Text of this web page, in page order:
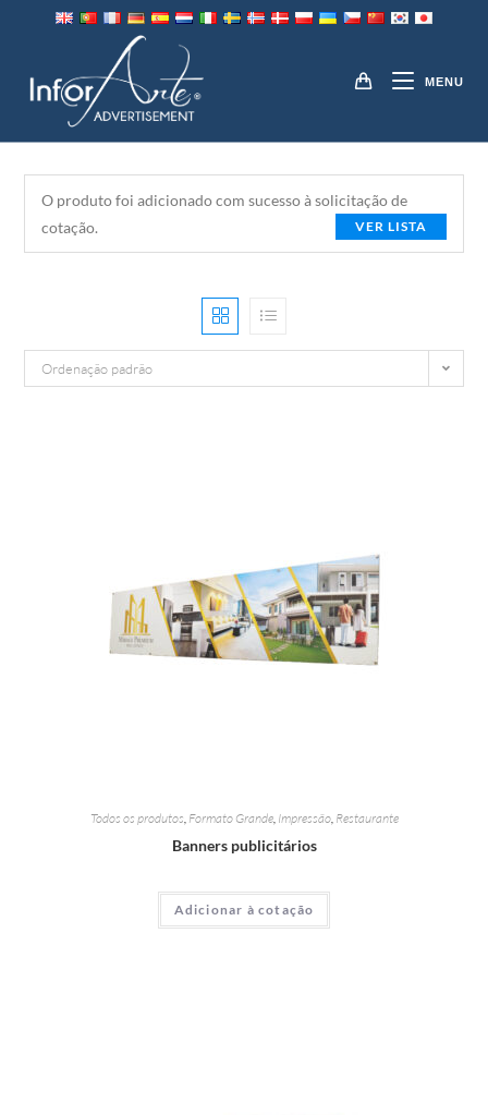
conteúdo
MENU
FORMATO GRANDE
O produto foi adicionado com sucesso à solicitação de
cotação.
VER LISTA
Ordenação padrão
Todos os produtos, Formato Grande, Impressão, Restaurante
Banners publicitários
Adicionar à cotação